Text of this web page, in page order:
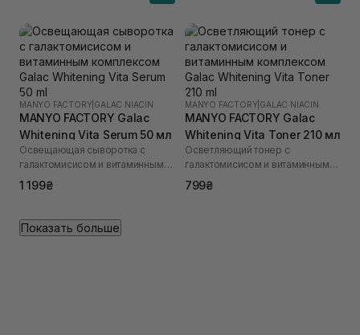
MANYO FACTORY GALAC NIACIN
MANYO FACTORY Galac
Whitening Vita Serum 50 мл
Освещающая сыворотка с
галактомисисом и витаминным
комплексом Galac Whitening Vita
Serum 50 ml
1 199₴
MANYO FACTORY GALAC NIACIN
MANYO FACTORY Galac
Whitening Vita Toner 210 мл
Осветляющий тонер с
галактомисисом и витаминным
комплексом Galac Whitening Vita
Toner 210 ml
799₴
Показать больше